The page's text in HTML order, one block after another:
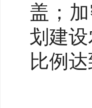
盖；
划建
比例达